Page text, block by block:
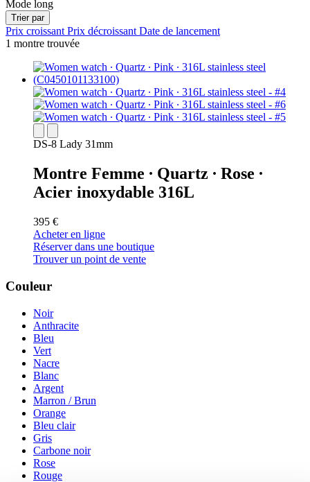
Mode long
Trier par
Prix croissantPrix décroissantDate de lancement
1 montre trouvée
DS-8 Lady 31mm
Montre Femme ∙ Quartz ∙ Rose ∙
Acier inoxydable 316L
395 €
Acheter en ligne
Réserver dans une boutique
Trouver un point de vente
Couleur
Noir
Anthracite
Bleu
Vert
Nacre
Blanc
Argent
Marron / Brun
Orange
Bleu clair
Gris
Carbone noir
Rose
Rouge